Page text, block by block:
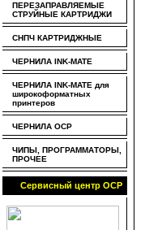
ПЕРЕЗАПРАВЛЯЕМЫЕ
СТРУЙНЫЕ КАРТРИДЖИ
СНПЧ КАРТРИДЖНЫЕ
ЧЕРНИЛА INK-MATE
ЧЕРНИЛА INK-MATE для
широкоформатных
принтеров
ЧЕРНИЛА OCP
ЧИПЫ, ПРОГРАММАТОРЫ,
ПРОЧЕЕ
Сервисный центр OCP